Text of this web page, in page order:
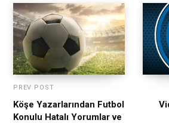
PREV POST
Köşe Yazarlarından Futbol
Konulu Hatalı Yorumlar ve